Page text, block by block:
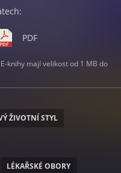
PDF
knihy mají velikost od 1 MB do
ŽIVOTNÍ STYL
LÉKAŘSKÉ OBORY